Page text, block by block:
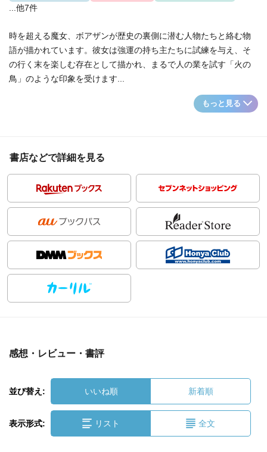
...他7件
時を超える魔女、ボアザンが歴史の裏側に潜む人物たちと絡む物
語が描かれています。彼女は強運の持ち主たちに試練を与え、そ
の行く末を楽しむ存在として描かれ、まるで人の業を試す「火の
鳥」のような印象を受けます...
もっと見る
書店などで詳細を見る
感想・レビュー・書評
並び替え: いいね順 新着順
表示形式: リスト 全文